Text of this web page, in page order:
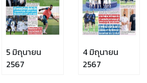
5 มิถุนายน
2567
4 มิถุนายน
2567